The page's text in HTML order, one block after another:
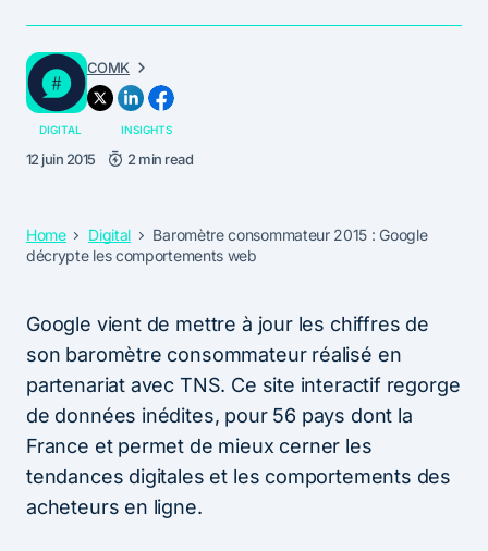
COMK
DIGITAL INSIGHTS
12 juin 2015 2 min read
Home Digital
Baromètre consommateur 2015 : Google
décrypte les comportements web
Google vient de mettre à jour les chiffres de
son baromètre consommateur réalisé en
partenariat avec TNS. Ce site interactif regorge
de données inédites, pour 56 pays dont la
France et permet de mieux cerner les
tendances digitales et les comportements des
acheteurs en ligne.